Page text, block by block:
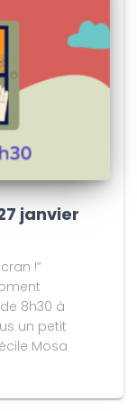
janvier
!”
8h30 à
un petit
Mosa